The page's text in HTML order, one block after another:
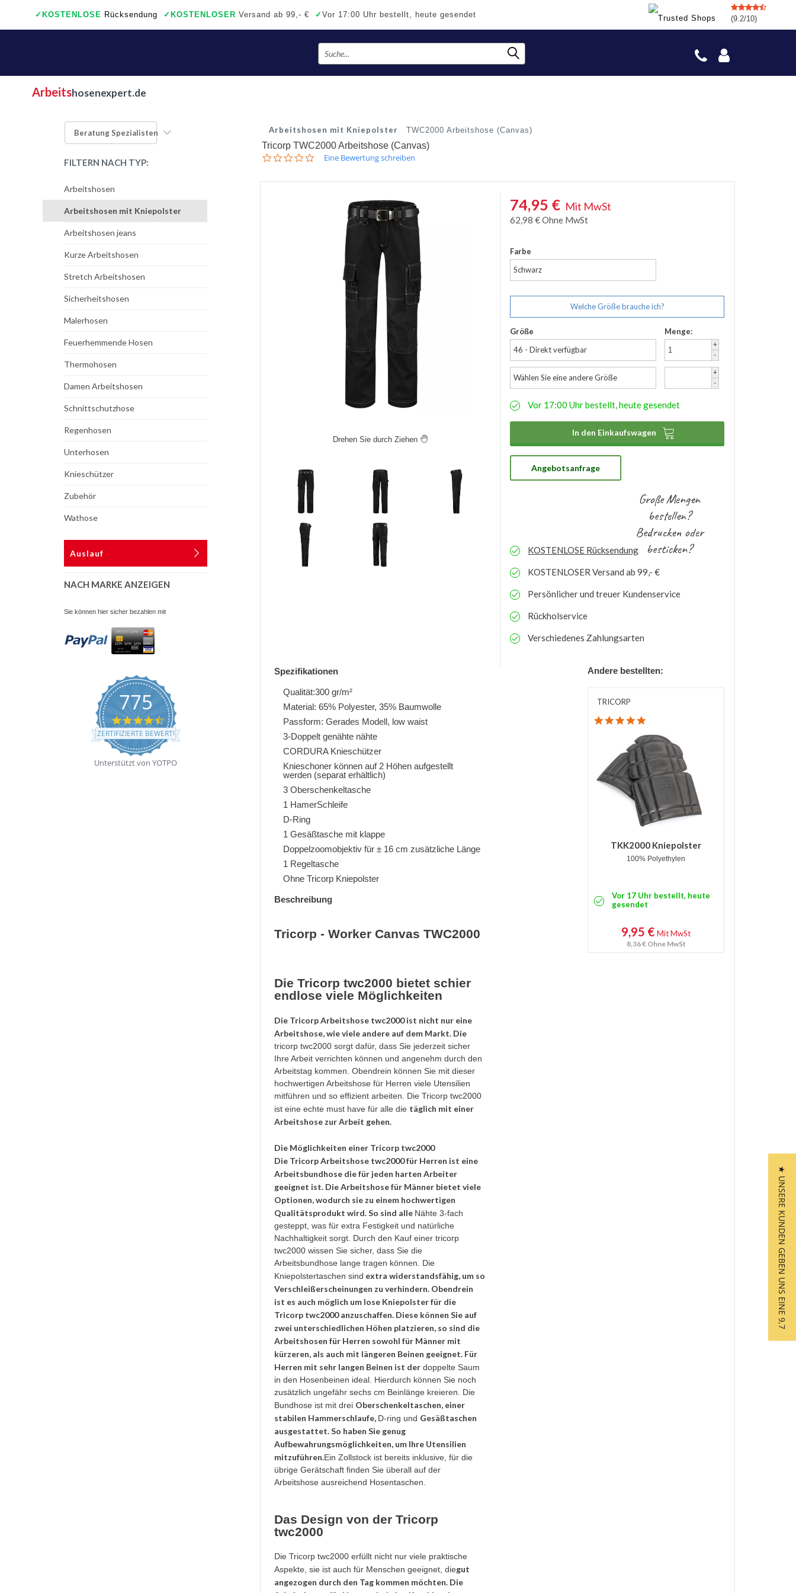
✓ KOSTENLOSE Rücksendung ✓ KOSTENLOSER Versand ab 99,- € ✓ Vor 17:00 Uhr bestellt, heute gesendet (9.2/10)
Arbeitshosenexpert.de
FILTERN NACH TYP:
Arbeitshosen
Arbeitshosen mit Kniepolster
Arbeitshosen jeans
Kurze Arbeitshosen
Stretch Arbeitshosen
Sicherheitshosen
Malerhosen
Feuerhemmende Hosen
Thermohosen
Damen Arbeitshosen
Schnittschutzhose
Regenhosen
Unterhosen
Knieschützer
Zubehör
Wathose
Auslauf
NACH MARKE ANZEIGEN
Sie können hier sicher bezahlen mit
775
4.7
star
rating
ZERTIFIZIERTE BEWERTUNGEN
Unterstützt von YOTPO
BeratungSpezialisten Arbeitshosen mit Kniepolster TWC2000 Arbeitshose (Canvas)
Tricorp TWC2000 Arbeitshose (Canvas)
0.0Eine Bewertung schreiben
Drehen Sie durch Ziehen 
74,95 € Mit MwSt
62,98 €Ohne MwSt
Farbe
Schwarz
Welche Größe brauche ich?
Größe
46 - Direkt verfügbar
Menge:
+
-
Wählen Sie eine andere Größe
+
-
Vor 17:00 Uhr bestellt, heute gesendet
In den Einkaufswagen 
Angebotsanfrage
Große Mengen
bestellen?
Bedrucken oder
besticken?
KOSTENLOSE Rücksendung
KOSTENLOSER Versand ab 99,- €
Persönlicher und treuer Kundenservice
Rückholservice
Verschiedenes Zahlungsarten
Spezifikationen
Qualität:300 gr/m²
Material: 65% Polyester, 35% Baumwolle
Passform: Gerades Modell, low waist
3-Doppelt genähte nähte
CORDURA Knieschützer
Knieschoner können auf 2 Höhen aufgestellt
werden (separat erhältlich)
3 Oberschenkeltasche
1 HamerSchleife
D-Ring
1 Gesäßtasche mit klappe
Doppelzoomobjektiv für ± 16 cm zusätzliche Länge
1 Regeltasche
Ohne Tricorp Kniepolster
Beschreibung
Tricorp - Worker Canvas TWC2000
Die Tricorp twc2000 bietet schier
endlose viele Möglichkeiten
Die Tricorp Arbeitshose twc2000 ist nicht nur eine
Arbeitshose, wie viele andere auf dem Markt. Die
tricorp twc2000 sorgt dafür, dass Sie jederzeit sicher
Ihre Arbeit verrichten können und angenehm durch den
Arbeitstag kommen. Obendrein können Sie mit dieser
hochwertigen Arbeitshose für Herren viele Utensilien
mitführen und so effizient arbeiten. Die Tricorp twc2000
ist eine echte must have für alle die täglich mit einer
Arbeitshose zur Arbeit gehen.
Die Möglichkeiten einer Tricorp twc2000
Die Tricorp Arbeitshose twc2000 für Herren ist eine
Arbeitsbundhose die für jeden harten Arbeiter
geeignet ist. Die Arbeitshose für Männer bietet viele
Optionen, wodurch sie zu einem hochwertigen
Qualitätsprodukt wird. So sind alle Nähte 3-fach
gesteppt, was für extra Festigkeit und natürliche
Nachhaltigkeit sorgt. Durch den Kauf einer tricorp
twc2000 wissen Sie sicher, dass Sie die
Arbeitsbundhose lange tragen können. Die
Kniepolstertaschen sind extra widerstandsfähig, um so
Verschleißerscheinungen zu verhindern. Obendrein
ist es auch möglich um lose Kniepolster für die
Tricorp twc2000 anzuschaffen. Diese können Sie auf
zwei unterschiedlichen Höhen platzieren, so sind die
Arbeitshosen für Herren sowohl für Männer mit
kürzeren, als auch mit längeren Beinen geeignet. Für
Herren mit sehr langen Beinen ist der doppelte Saum
in den Hosenbeinen ideal. Hierdurch können Sie noch
zusätzlich ungefähr sechs cm Beinlänge kreieren. Die
Bundhose ist mit drei Oberschenkeltaschen, einer
stabilen Hammerschlaufe, D-ring und Gesäßtaschen
ausgestattet. So haben Sie genug
Aufbewahrungsmöglichkeiten, um Ihre Utensilien
mitzuführen.Ein Zollstock ist bereits inklusive, für die
übrige Gerätschaft finden Sie überall auf der
Arbeitshose ausreichend Hosentaschen.
Das Design von der Tricorp
twc2000
Die Tricorp twc2000 erfüllt nicht nur viele praktische
Aspekte, sie ist auch für Menschen geeignet, diegut
angezogen durch den Tag kommen möchten. Die
Andere bestellten:
TRICORP
TKK2000 Kniepolster
100% Polyethylen
Vor 17 Uhr bestellt, heute
gesendet
9,95 €Mit MwSt
8,36 € Ohne MwSt
★ UNSERE KUNDEN GEBEN UNS EINE 9,7